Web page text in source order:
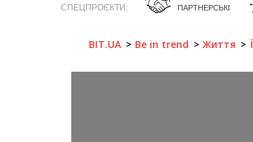
СПЕЦПРОЄКТИ ПАРТНЕРСЬКІ
BIT.UA Be in trend Життя